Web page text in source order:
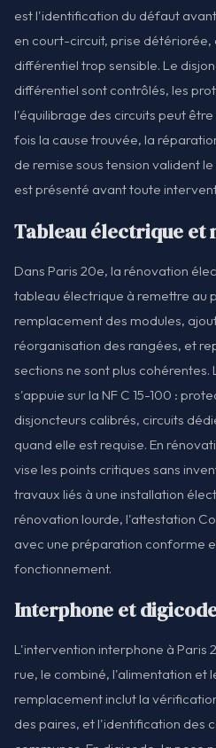
est l'identification du défaut
en court-circuit, prise détériorée,
différentiel trop sensible. Le
différentiel sont contrôlés, les
l'équilibrage des circuits peut
fois la cause trouvée, la
de remise sous tension valident
est présenté avant toute
Tableau électrique et
Dans Paris 20e, la rénovation
tableau électrique à remettre au
remplacement des modules,
réorganisation des rangées, et
sections ne sont plus cohérentes.
s'appuie sur la NF C 15-100 :
disjoncteurs calibrés, circuits
quand elle est requise. En
vise les points critiques sans
travaux liés à une installation
rénovation lourde, l'attestation
avec une préparation conforme
fonctionnement.
Interphone et
L'intervention interphone à Paris
rue, le combiné, l'alimentation et
remplacement inclut la
des paires, et l'identification des